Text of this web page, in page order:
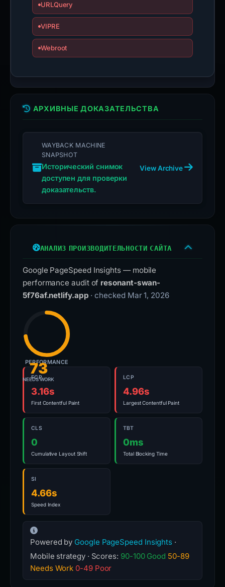
URLQuery
VIPRE
Webroot
АРХИВНЫЕ ДОКАЗАТЕЛЬСТВА
WAYBACK MACHINE
SNAPSHOT
Исторический снимок
доступен для проверки
доказательств.
View Archive
АНАЛИЗ ПРОИЗВОДИТЕЛЬНОСТИ САЙТА
Google PageSpeed Insights — mobile
performance audit of resonant-swan-
5f76af.netlify.app · checked Mar 1, 2026
73
NEEDS WORK
PERFORMANCE
FCP
3.16s
First Contentful Paint
LCP
4.96s
Largest Contentful Paint
CLS
0
Cumulative Layout Shift
TBT
0ms
Total Blocking Time
SI
4.66s
Speed Index
Powered by Google PageSpeed Insights ·
Mobile strategy · Scores: 90-100 Good 50-89
Needs Work 0-49 Poor